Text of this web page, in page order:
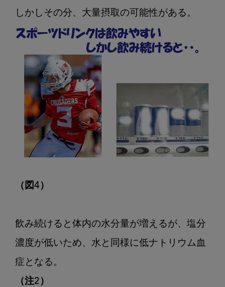
（図4）
飲み続けると体内の水分量が増えるが、塩分
濃度が低いため、水と同様に低ナトリウム血
（注2）